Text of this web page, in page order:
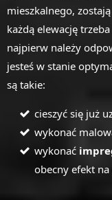
mieszkalnego,
każdą elewację
najpierw należy
jesteś w stanie
są takie:
cieszyć się już
wykonać
wykonać
obecny efekt na